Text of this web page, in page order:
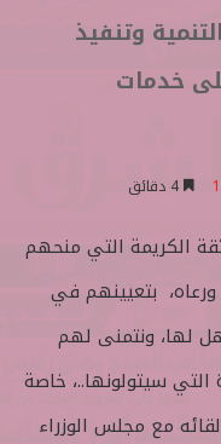
وتنفيذ
خدمات
الكريمة التي منحهم
ورعاه، بتعيينهم في
لها، ونتمنى لهم
سيتولونها..، خاصة
مع مجلس الوزراء